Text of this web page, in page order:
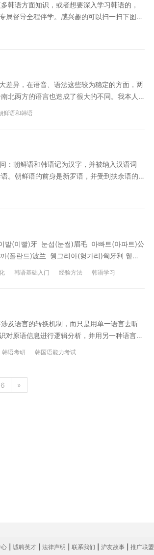
韩语方面知识，或者想要深入学习韩语的，
属督导全程伴学。感兴趣的可以扫一扫下图定
差异，在语音、语法这些较为稳定的方面，两
北两方的语言也造成了很大的不同。我本人
鲜语和韩语
：朝鲜语和韩语记为汉字，并被纳入汉语词
。朝鲜语的前身是新罗语，并受到扶余语的
韩国的语法。 5. 大声说、读、念。 特别提
属课程。 以上是小编为大家整理的朝鲜语与
可以关注沪江网查询。
발(이빨)牙 눈섭(눈썹)眉毛 아빠트(아파트)公
(폴란드)波兰 웽그리아(헝가리)匈牙利 윁남
，另外，朝鲜语的语调重点在第一个字，韩
韩语基础入门 经验方法
韩语学习
及语言的转换机制，而只是用单一语言去听
对原语信息进行逻辑分析，并用另一种语言将
韩语考研 韩国语能力考试
6 »
诚聘英才 法律声明 联系我们 沪友故事 推广联盟